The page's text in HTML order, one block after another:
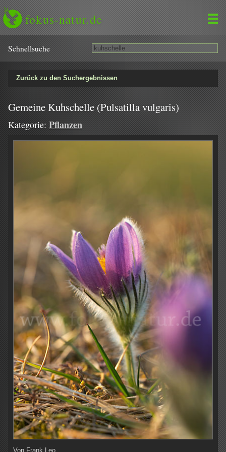
fokus-natur.de
Schnell­suche
Zurück zu den Suchergebnissen
Gemeine Kuhschelle (Pulsatilla vulgaris)
Kategorie: Pflanzen
Von Frank Leo